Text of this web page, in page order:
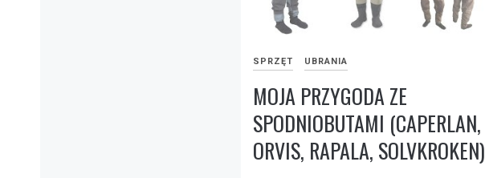
SPRZĘT UBRANIA
MOJA PRZYGODA ZE
SPODNIOBUTAMI (CAPERLAN,
ORVIS, RAPALA, SOLVKROKEN)